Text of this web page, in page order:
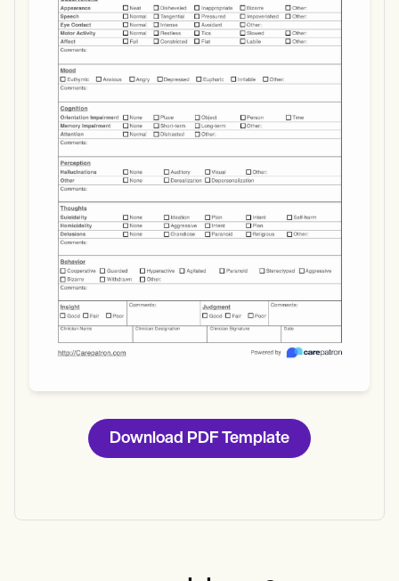
Use Template
Download
Download PDF Template